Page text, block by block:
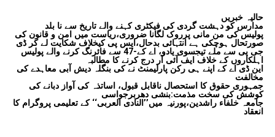
حالیہ خبریں
مدارس کو دہشت گردی کی فیکٹری کہنے والے تاریخ سے نا بلد
پولیس کی من مانی پرروک لگانا ضروری،ریاست میں امن و قانون کی
صورتحال ہوچکی ہے انتہائی بدحال،ایس پی کیخلاف شکایت لے کر ڈی
جی پی سے ملے تیجسوی یادو، اے کے-47 سے فائرنگ کرنے والے پولیس
اہلکاروں کے خلاف ایف آئی آر درج کرنے کا مطالبہ
این ڈی اے کے اپنے ہی رکن پارلیمنٹ نے کی بنگلہ دیش آبی معاہدے کی
مخالفت
جمہوری حقوق کا استحصال ناقابل قبول، اساتذہ کی آواز دبانے کی
کوشش کی سخت مذمت:بنشی دھربرجواسی
جامعہ خلفاء راشدین،پورنیہ میں’’النادی العربی‘‘ کے تعلیمی پروگرام کا
انعقاد